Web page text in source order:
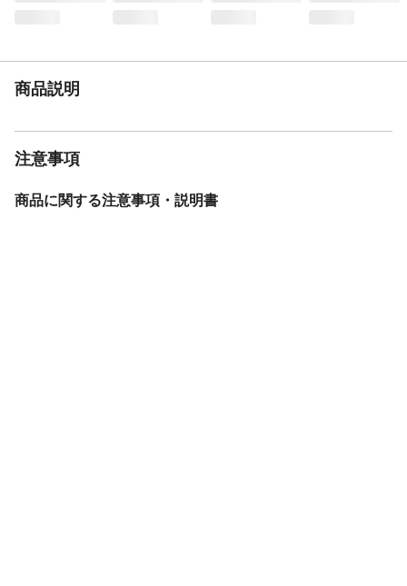
商品説明
注意事項
商品に関する注意事項・説明書